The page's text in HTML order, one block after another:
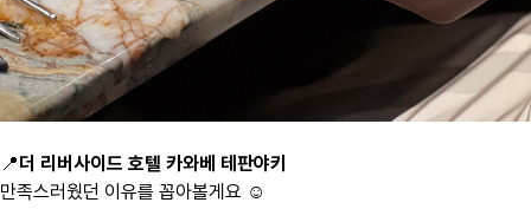
📍더 리버사이드 호텔 카와베 테판야키
만족스러웠던 이유를 꼽아볼게요 ☺️